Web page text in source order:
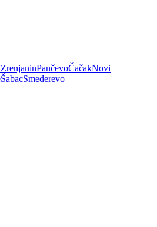
ZrenjaninPančevoČačakNovi
ŠabacSmederevo